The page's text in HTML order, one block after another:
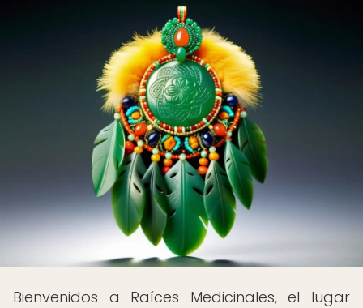
Bienvenidos a Raíces Medicinales, el lugar